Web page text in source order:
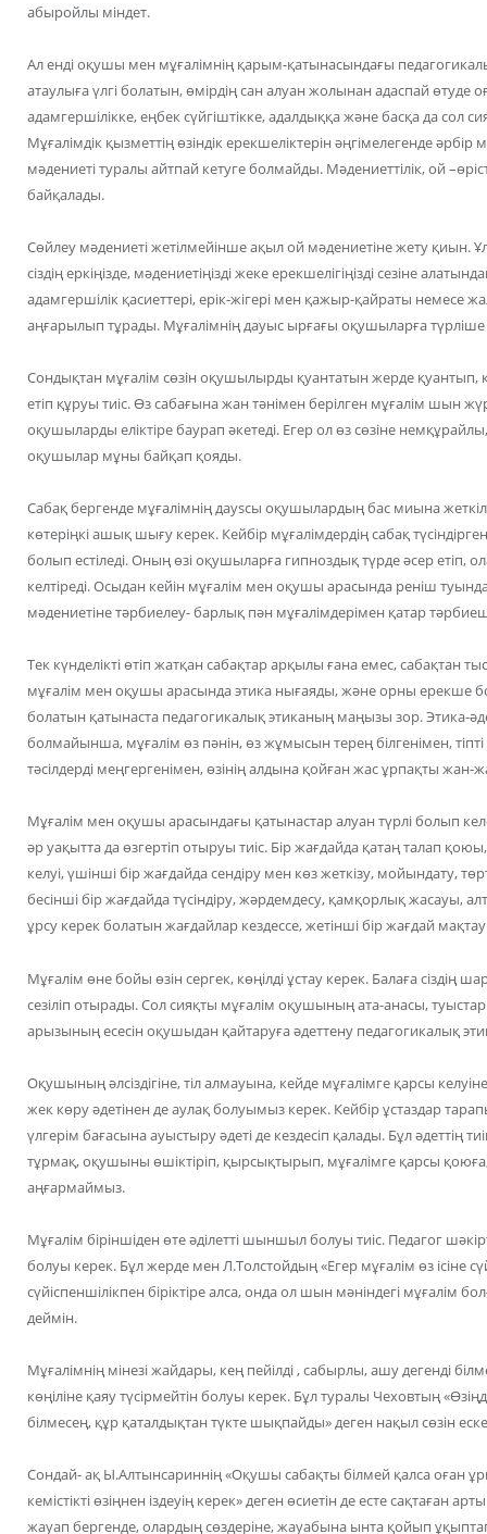
абыройлы міндет.
Ал енді оқушы мен мұғалімнің қарым-қатынасындағы
атаулыға үлгі болатын, өмірдің сан алуан жолынан адаспай өтуде
адамгершілікке, еңбек сүйгіштікке, адалдыққа және басқа да сол
Мұғалімдік қызметтің өзіндік ерекшеліктерін әңгімелегенде
мәдениеті туралы айтпай кетуге болмайды. Мәдениеттілік, ой
байқалады.
Сөйлеу мәдениеті жетілмейінше ақыл ой мәдениетіне жету
сіздің еркіңізде, мәдениетіңізді жеке ерекшелігіңізді сезіне
адамгершілік қасиеттері, ерік-жігері мен қажыр-қайраты немесе
аңғарылып тұрады. Мұғалімнің дауыс ырғағы оқушыларға түрліше
Сондықтан мұғалім сөзін оқушылырды қуантатын жерде қуантып,
етіп құруы тиіс. Өз сабағына жан тәнімен берілген мұғалім шын
оқушыларды еліктіре баурап әкетеді. Егер ол өз сөзіне
оқушылар мұны байқап қояды.
Сабақ бергенде мұғалімнің дауsсы оқушылардың бас миына
көтеріңкі ашық шығу керек. Кейбір мұғалімдердің сабақ
болып естіледі. Оның өзі оқушыларға гипноздық түрде әсер
келтіреді. Осыдан кейін мұғалім мен оқушы арасында реніш
мәдениетіне тәрбиелеу- барлық пән мұғалімдерімен қатар
Тек күнделікті өтіп жатқан сабақтар арқылы ғана емес, сабақтан
мұғалім мен оқушы арасында этика нығаяды, және орны ерекше
болатын қатынаста педагогикалық этиканың маңызы зор. Этика-
болмайынша, мұғалім өз пәнін, өз жұмысын терең білгенімен, тіпті
тәсілдерді меңгергенімен, өзінің алдына қойған жас ұрпақты
Мұғалім мен оқушы арасындағы қатынастар алуан түрлі болып
әр уақытта да өзгертіп отыруы тиіс. Бір жағдайда қатаң талап
келуі, үшінші бір жағдайда сендіру мен көз жеткізу, мойындату,
бесінші бір жағдайда түсіндіру, жәрдемдесу, қамқорлық жасауы,
ұрсу керек болатын жағдайлар кездессе, жетінші бір жағдай
Мұғалім өне бойы өзін сергек, көңілді ұстау керек. Балаға сіздің
сезіліп отырады. Сол сияқты мұғалім оқушының ата-анасы,
арызының есесін оқушыдан қайтаруға әдеттену педагогикалық
Оқушының әлсіздігіне, тіл алмауына, кейде мұғалімге қарсы
жек көру әдетінен де аулақ болуымыз керек. Кейбір ұстаздар
үлгерім бағасына ауыстыру әдеті де кездесіп қалады. Бұл әдеттің
тұрмақ, оқушыны өшіктіріп, қырсықтырып, мұғалімге қарсы
аңғармаймыз.
Мұғалім біріншіден өте әділетті шыншыл болуы тиіс. Педагог
болуы керек. Бұл жерде мен Л.Толстойдың «Егер мұғалім өз ісіне
сүйіспеншілікпен біріктіре алса, онда ол шын мәніндегі мұғалім
деймін.
Мұғалімнің мінезі жайдары, кең пейілді , сабырлы, ашу дегенді
көңіліне қаяу түсірмейтін болуы керек. Бұл туралы Чеховтың
білмесең, құр қаталдықтан түкте шықпайды» деген нақыл сөзін
Сондай- ақ Ы.Алтынсариннің «Оқушы сабақты білмей қалса оған
кемістікті өзіңнен іздеуің керек» деген өсиетін де есте сақтаған
жауап бергенде, олардың сөздеріне, жауабына ынта қойып